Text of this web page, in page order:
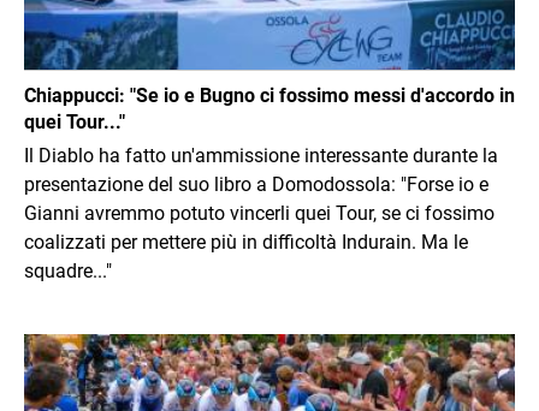
Chiappucci: "Se io e Bugno ci fossimo messi d'accordo in
quei Tour..."
Il Diablo ha fatto un'ammissione interessante durante la
presentazione del suo libro a Domodossola: "Forse io e
Gianni avremmo potuto vincerli quei Tour, se ci fossimo
coalizzati per mettere più in difficoltà Indurain. Ma le
squadre..."
Immagine